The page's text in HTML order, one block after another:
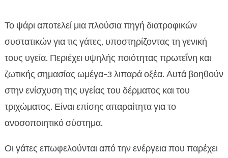
Το ψάρι αποτελεί μια πλούσια πηγή διατροφικών
συστατικών για τις γάτες, υποστηρίζοντας τη γενική
τους υγεία. Περιέχει υψηλής ποιότητας πρωτεΐνη και
ζωτικής σημασίας ωμέγα-3 λιπαρά οξέα. Αυτά βοηθούν
στην ενίσχυση της υγείας του δέρματος και του
τριχώματος. Είναι επίσης απαραίτητα για το
ανοσοποιητικό σύστημα.
Οι γάτες επωφελούνται από την ενέργεια που παρέχει